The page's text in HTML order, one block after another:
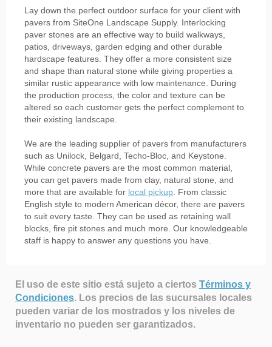
Lay down the perfect outdoor surface for your client with
pavers from SiteOne Landscape Supply. Interlocking
paver stones are an effective way to build walkways,
patios, driveways, garden edging and other durable
hardscape features. They offer a more consistent size
and shape than natural stone while giving properties a
similar rustic appearance with low maintenance. During
the production process, the color and texture can be
altered so each customer gets the perfect complement to
their existing landscape.
We are the leading supplier of pavers from manufacturers
such as Unilock, Belgard, Techo-Bloc, and Keystone.
While concrete pavers are the most common material,
you can get pavers made from clay, natural stone, and
more that are available for local pickup . From classic
English style to modern American décor, there are pavers
to suit every taste. They can be used as retaining wall
blocks, fire pit stones and much more. Our knowledgeable
staff is happy to answer any questions you have.
El uso de este sitio está sujeto a ciertos Términos y
Condiciones. Los precios de las sucursales locales
pueden variar de los mostrados y los niveles de
inventario no pueden ser garantizados.